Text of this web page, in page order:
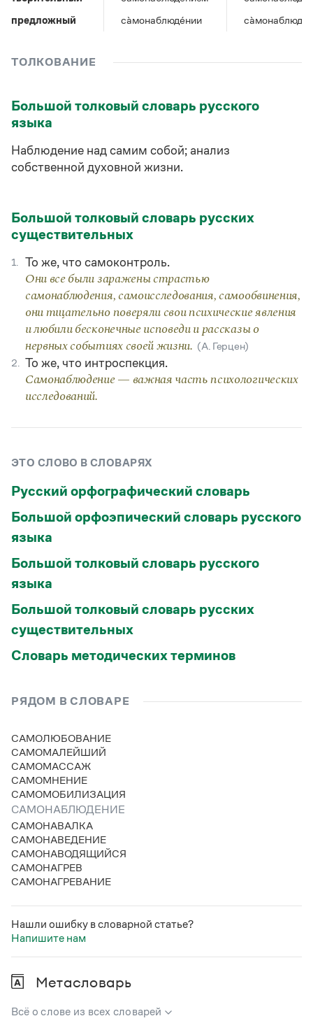
Справочники
Русский язык. Краткий теоретический курс
для школьников
Справочник по пунктуации
Словарь-справочник трудностей
Все справочники портала
Журнал
Монологи
Интервью
Лекции и подкасты
Рекомендуем
Учебник Грамоты
Правила русского языка: от азов до тонкостей
Скороговорки
Издательство
Научпоп
Учебники и справочники
Все книги
Управление в русском языке
Словарь русских имён
Правила русской орфографии и пунктуации
(1956)
предложный
са̀монаблюде́нии
ТОЛКОВАНИЕ
Большой толковый словарь русских
существительных
1. То же, что самоконтроль.
Они все были заражены страстью
самонаблюдения, самоисследования, самообвинения,
они тщательно поверяли свои психические явления
и любили бесконечные исповеди и рассказы о
нервных событиях своей жизни. (А. Герцен)
2. То же, что интроспекция.
Самонаблюдение — важная часть психологических
исследований.
Большой толковый словарь русского
языка
Наблюдение над самим собой; анализ
собственной духовной жизни.
ЭТО СЛОВО В СЛОВАРЯХ
Русский орфографический словарь
Большой орфоэпический словарь русского
языка
Большой толковый словарь русского
языка
Большой толковый словарь русских
существительных
Словарь методических терминов
РЯДОМ В СЛОВАРЕ
САМОЛЮБОВАНИЕ
САМОМАЛЕЙШИЙ
САМОМАССАЖ
САМОМНЕНИЕ
САМОМОБИЛИЗАЦИЯ
САМОНАБЛЮДЕНИЕ
САМОНАВАЛКА
САМОНАВЕДЕНИЕ
САМОНАВОДЯЩИЙСЯ
САМОНАГРЕВ
САМОНАГРЕВАНИЕ
Нашли ошибку в словарной статье?
Напишите нам
Метасловарь
Всё о слове из всех словарей